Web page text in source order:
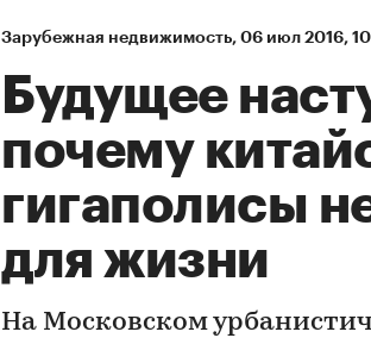
Зарубежная недвижимость⁠, 06 июл 2016,
Будущее
почему
гигаполисы
для жизни
На Московском